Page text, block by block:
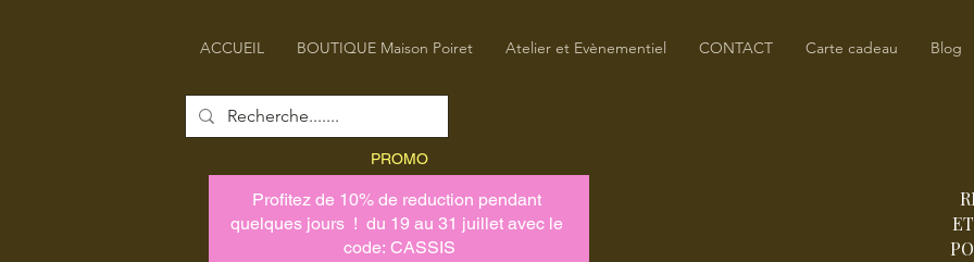
ACCUEIL BOUTIQUE Maison Poiret Atelier et Evènementiel CONTACT Carte cadeau Blog
PROMO